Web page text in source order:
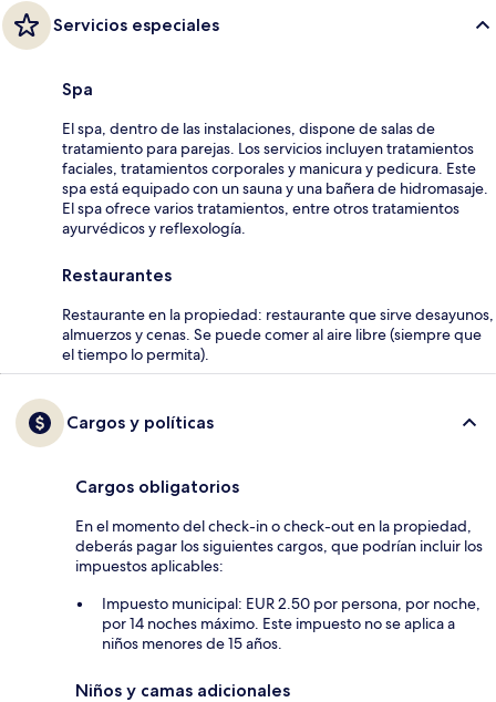
Servicios especiales
Spa
El spa, dentro de las instalaciones, dispone de salas de
tratamiento para parejas. Los servicios incluyen tratamientos
faciales, tratamientos corporales y manicura y pedicura. Este
spa está equipado con un sauna y una bañera de hidromasaje.
El spa ofrece varios tratamientos, entre otros tratamientos
ayurvédicos y reflexología.
Restaurantes
Restaurante en la propiedad: restaurante que sirve desayunos,
almuerzos y cenas. Se puede comer al aire libre (siempre que
el tiempo lo permita).
Cargos y políticas
Cargos obligatorios
En el momento del check-in o check-out en la propiedad,
deberás pagar los siguientes cargos, que podrían incluir los
impuestos aplicables:
Impuesto municipal: EUR 2.50 por persona, por noche,
por 14 noches máximo. Este impuesto no se aplica a
niños menores de 15 años.
Niños y camas adicionales